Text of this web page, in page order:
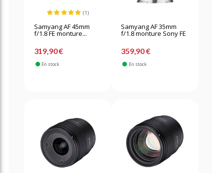
(1)
Samyang AF 45mm
f/1.8 FE monture...
319,90 €
En stock
Samyang AF 35mm
f/1.8 monture Sony FE
359,90 €
En stock